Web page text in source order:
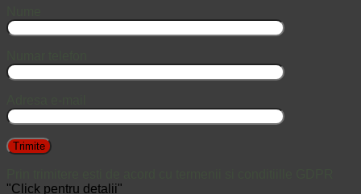
"Click pentru detalii"